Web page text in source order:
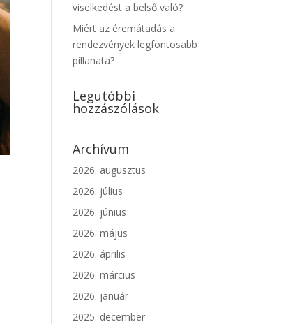
viselkedést a belső való?
Miért az éremátadás a
rendezvények legfontosabb
pillanata?
Legutóbbi
hozzászólások
Archívum
2026. augusztus
2026. július
2026. június
2026. május
2026. április
2026. március
2026. január
2025. december